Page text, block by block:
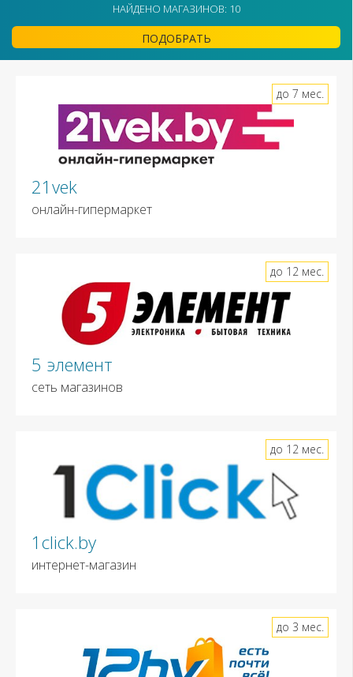
НАЙДЕНО МАГАЗИНОВ: 10
ПОДОБРАТЬ
21vek
онлайн-гипермаркет
до 7 мес.
5 элемент
сеть магазинов
до 12 мес.
1click.by
интернет-магазин
до 12 мес.
до 3 мес.